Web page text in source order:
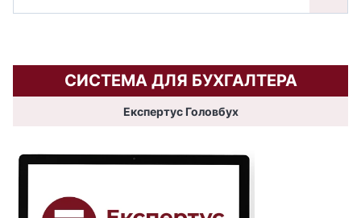
СИСТЕМА ДЛЯ БУХГАЛТЕРА
Експертус Головбух